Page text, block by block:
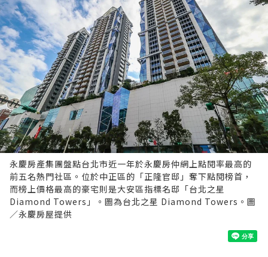
永慶房產集團盤點台北市近一年於永慶房仲網上點閱率最高的
前五名熱門社區。位於中正區的「正隆官邸」奪下點閱榜首，
而榜上價格最高的豪宅則是大安區指標名邸「台北之星
Diamond Towers」。圖為台北之星 Diamond Towers。圖
／永慶房屋提供